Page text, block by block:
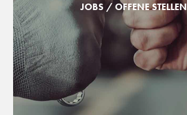
JOBS / OFFENE STELLEN